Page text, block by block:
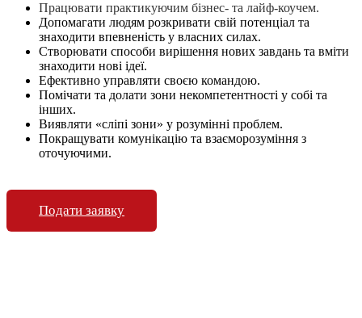
Працювати практикуючим бізнес- та лайф-коучем.
Допомагати людям розкривати свій потенціал та
знаходити впевненість у власних силах.
Створювати способи вирішення нових завдань та вміти
знаходити нові ідеї.
Ефективно управляти своєю командою.
Помічати та долати зони некомпетентності у собі та
інших.
Виявляти «сліпі зони» у розумінні проблем.
Покращувати комунікацію та взаєморозуміння з
оточуючими.
Подати заявку